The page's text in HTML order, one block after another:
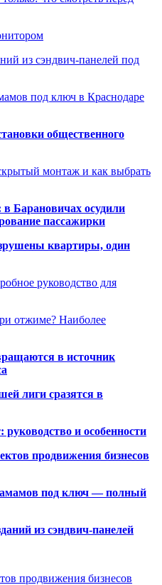
из сэндвич-панелей под
под ключ в Краснодаре
общественного
монтаж и как выбрать
Барановичах осудили
пассажирки
квартиры, один
руководство для
отжиме? Наиболее
в источник
лиги сразятся в
и особенности
продвижения бизнесов
под ключ — полный
из сэндвич-панелей
продвижения бизнесов